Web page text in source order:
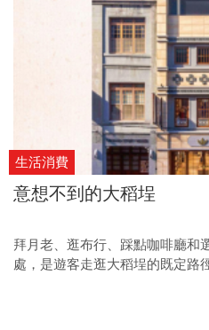
生活消費
意想不到的大稻埕
拜月老、逛布行、踩點咖啡廳和
處，是遊客走逛大稻埕的既定路